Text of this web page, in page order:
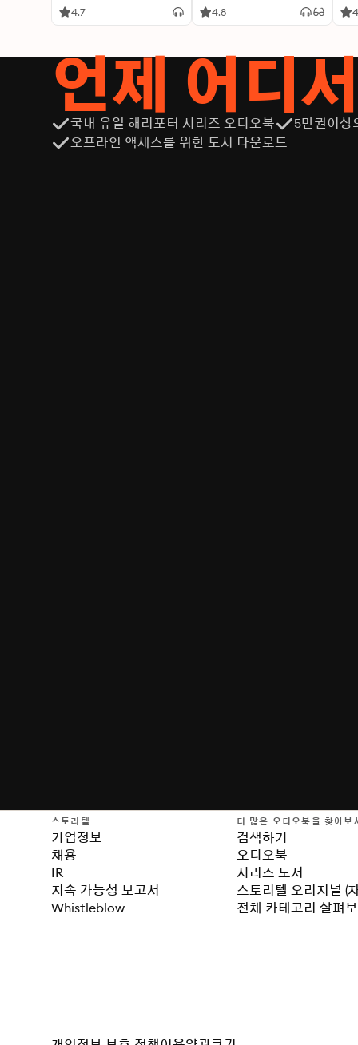
4.7 4.8
언제 어디
국내 유일 해리포터 시리즈 오디오북
5만권이상
오프라인 액세스를 위한 도서 다운로드
스토리텔
기업정보
채용
IR
지속 가능성 보고서
Whistleblow
더 많은 오디오북을 찾아보
검색하기
오디오북
시리즈 도서
스토리텔 오리지널 (
전체 카테고리 살펴